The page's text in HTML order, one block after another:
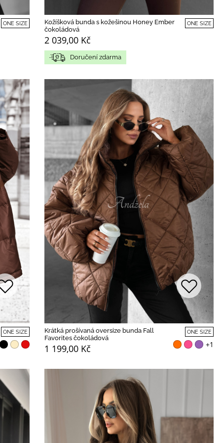
ONE SIZE
Kožíšková bunda s kožešinou Honey Ember
čokoládová
2 039,00 Kč
ONE SIZE
Doručení zdarma
ONE SIZE
Krátká prošívaná oversize bunda Fall
Favorites čokoládová
1 199,00 Kč
ONE SIZE
+1